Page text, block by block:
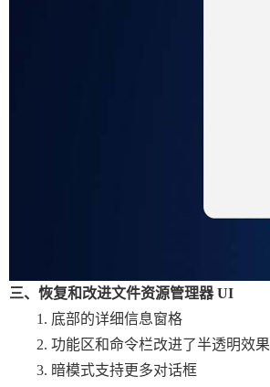
三、恢复和改进文件资源管理器 UI
底部的详细信息窗格
功能区和命令栏改进了半透明效果
暗模式支持更多对话框